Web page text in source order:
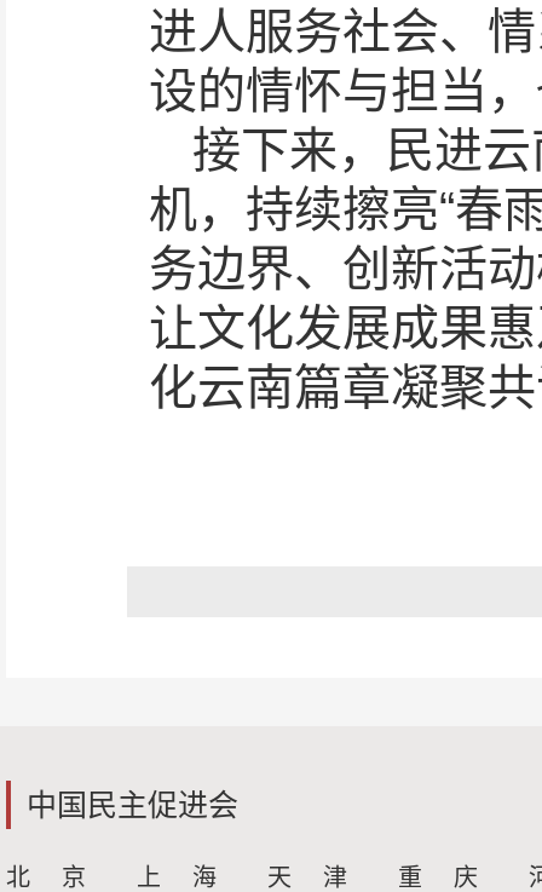
进人服务社会、
设的情怀与担当
接下来，民进
机，持续擦亮“春
务边界、创新活
让文化发展成果
化云南篇章凝聚
中国民主促进会
北 京 上 海 天 津 重 庆